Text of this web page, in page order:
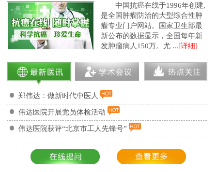
中国抗癌在线于1996年创建,
是全国肿瘤防治的大型综合性肿
瘤专业门户网站。国家卫生部最
新公布的数据显示，全国每年新
发肿瘤病人150万。尤 ...[详细]
郑伟达：做新时代中医人
伟达医院开展党员体检活动
伟达医院获评“北京市工人先锋号”